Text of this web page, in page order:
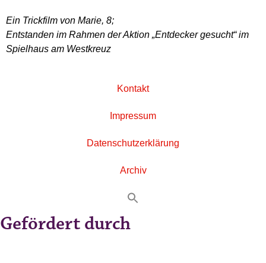
Ein Trickfilm von Marie, 8;
Entstanden im Rahmen der Aktion „Entdecker gesucht“ im
Spielhaus am Westkreuz
Kontakt
Impressum
Datenschutzerklärung
Archiv
Gefördert durch